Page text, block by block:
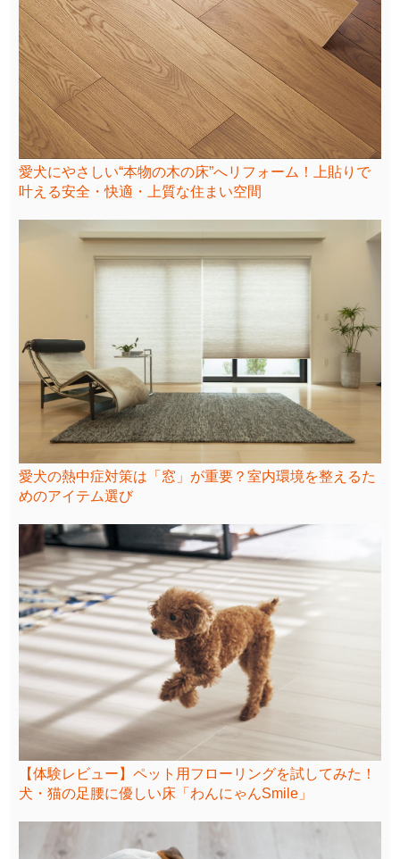
愛犬にやさしい“本物の木の床”へリフォーム！上貼りで
叶える安全・快適・上質な住まい空間
愛犬の熱中症対策は「窓」が重要？室内環境を整えるた
めのアイテム選び
【体験レビュー】ペット用フローリングを試してみた！
犬・猫の足腰に優しい床「わんにゃんSmile」